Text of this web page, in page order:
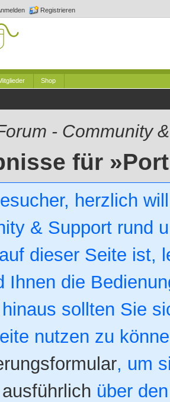
Registrieren
Shop
- Community
für
herzlich
& Support rund
dieser Seite ist,
Ihnen die
sollten Sie
nutzen zu
, um
über